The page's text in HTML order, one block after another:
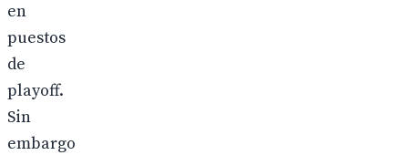
en
puestos
de
playoff.
Sin
embargo